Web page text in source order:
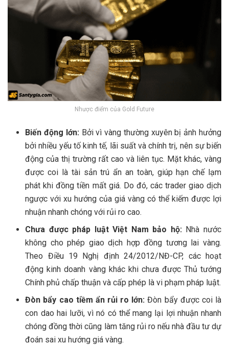
Nhược điểm của Gold Future
Biến động lớn: Bởi vì vàng thường xuyên bị ảnh hưởng
bởi nhiều yếu tố kinh tế, lãi suất và chính trị, nên sự biến
động của thị trường rất cao và liên tục. Mặt khác, vàng
được coi là tài sản trú ẩn an toàn, giúp hạn chế lạm
phát khi đồng tiền mất giá. Do đó, các trader giao dịch
ngược với xu hướng của giá vàng có thể kiếm được lợi
nhuận nhanh chóng với rủi ro cao.
Chưa được pháp luật Việt Nam bảo hộ: Nhà nước
không cho phép giao dịch hợp đồng tương lai vàng.
Theo Điều 19 Nghị định 24/2012/NĐ-CP, các hoạt
động kinh doanh vàng khác khi chưa được Thủ tướng
Chính phủ chấp thuận và cấp phép là vi phạm pháp luật.
Đòn bẩy cao tiềm ẩn rủi ro lớn: Đòn bẩy được coi là
con dao hai lưỡi, vì nó có thể mang lại lợi nhuận nhanh
chóng đồng thời cũng làm tăng rủi ro nếu nhà đầu tư dự
đoán sai xu hướng giá vàng.